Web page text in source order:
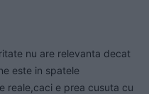
nu are relevanta decat
este in spatele
reale,caci e prea cusuta cu